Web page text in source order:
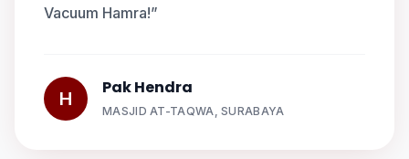
Vacuum Hamra!”
H
Pak Hendra
MASJID AT-TAQWA, SURABAYA